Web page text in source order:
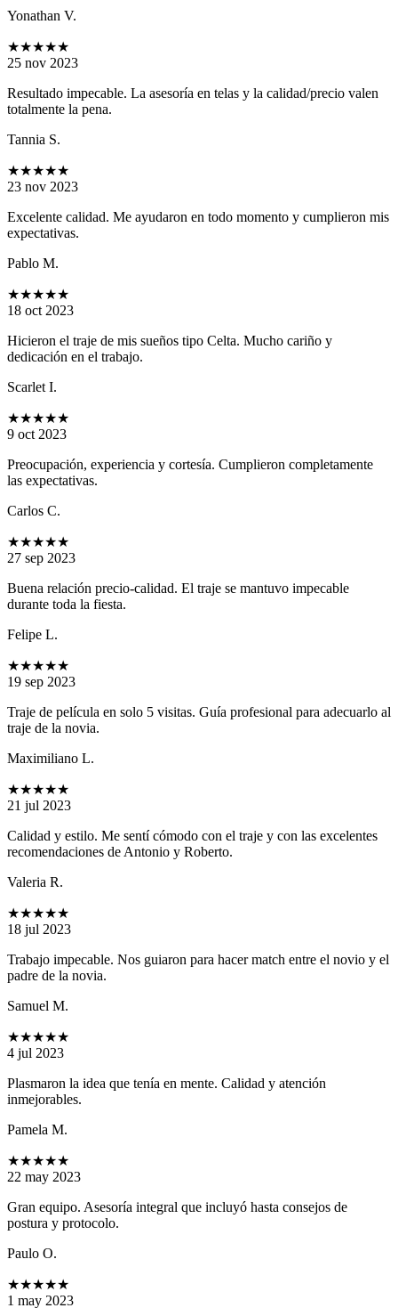
Yonathan V.
★★★★★
25 nov 2023
Resultado impecable. La asesoría en telas y la calidad/precio valen
totalmente la pena.
Tannia S.
★★★★★
23 nov 2023
Excelente calidad. Me ayudaron en todo momento y cumplieron mis
expectativas.
Pablo M.
★★★★★
18 oct 2023
Hicieron el traje de mis sueños tipo Celta. Mucho cariño y
dedicación en el trabajo.
Scarlet I.
★★★★★
9 oct 2023
Preocupación, experiencia y cortesía. Cumplieron completamente
las expectativas.
Carlos C.
★★★★★
27 sep 2023
Buena relación precio-calidad. El traje se mantuvo impecable
durante toda la fiesta.
Felipe L.
★★★★★
19 sep 2023
Traje de película en solo 5 visitas. Guía profesional para adecuarlo al
traje de la novia.
Maximiliano L.
★★★★★
21 jul 2023
Calidad y estilo. Me sentí cómodo con el traje y con las excelentes
recomendaciones de Antonio y Roberto.
Valeria R.
★★★★★
18 jul 2023
Trabajo impecable. Nos guiaron para hacer match entre el novio y el
padre de la novia.
Samuel M.
★★★★★
4 jul 2023
Plasmaron la idea que tenía en mente. Calidad y atención
inmejorables.
Pamela M.
★★★★★
22 may 2023
Gran equipo. Asesoría integral que incluyó hasta consejos de
postura y protocolo.
Paulo O.
★★★★★
1 may 2023